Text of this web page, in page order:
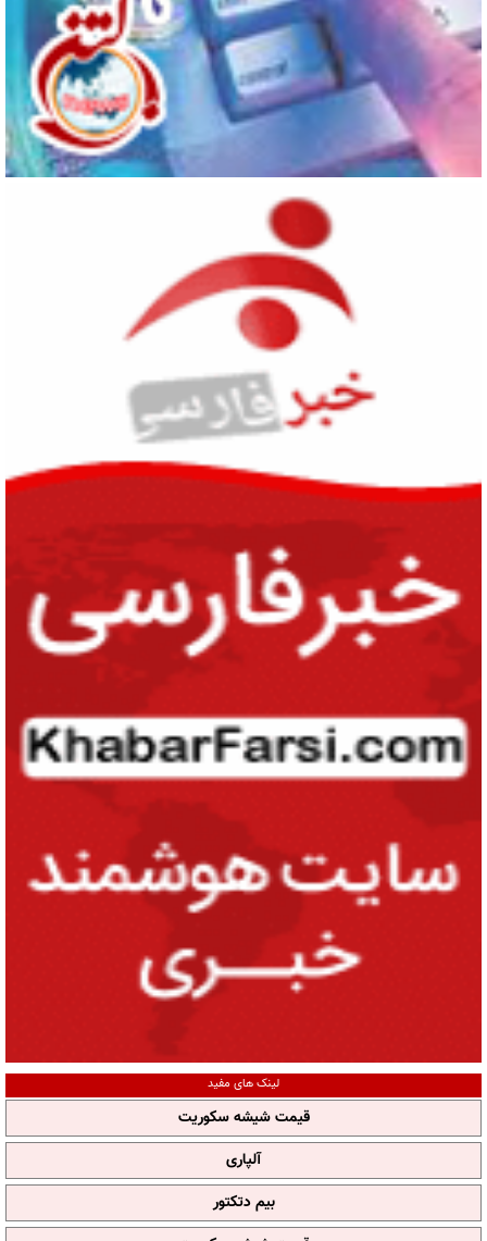
لینک های مفید
قیمت شیشه سکوریت
آلپاری
بیم دتکتور